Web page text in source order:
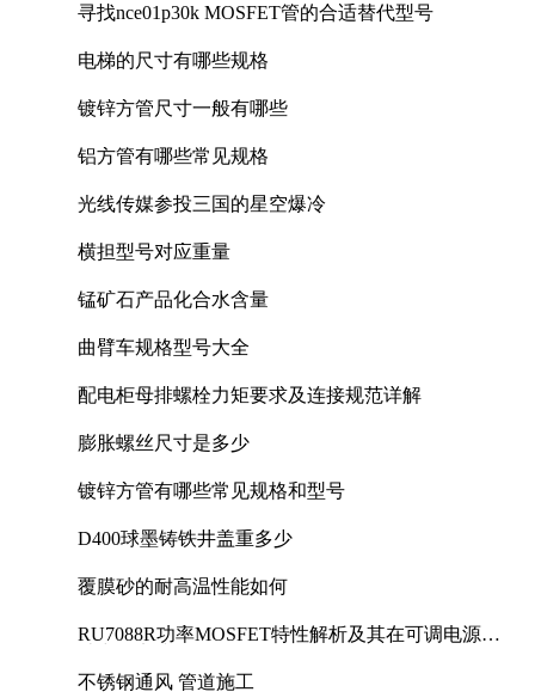
寻找nce01p30k MOSFET管的合适替代型号
电梯的尺寸有哪些规格
镀锌方管尺寸一般有哪些
铝方管有哪些常见规格
光线传媒参投三国的星空爆冷
横担型号对应重量
锰矿石产品化合水含量
曲臂车规格型号大全
配电柜母排螺栓力矩要求及连接规范详解
膨胀螺丝尺寸是多少
镀锌方管有哪些常见规格和型号
D400球墨铸铁井盖重多少
覆膜砂的耐高温性能如何
RU7088R功率MOSFET特性解析及其在可调电源设
不锈钢通风 管道施工